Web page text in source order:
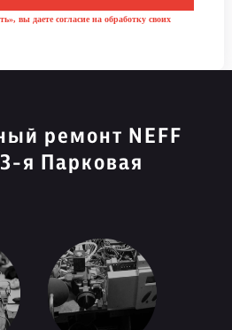
вы даете согласие на обработку своих
ремонт NEFF
я Парковая